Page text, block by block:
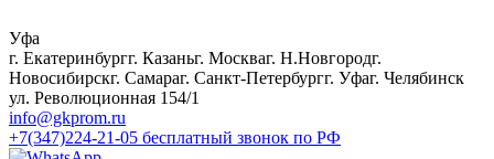
Уфа
г. Екатеринбургг. Казаньг. Москваг. Н.Новгородг.
Новосибирскг. Самараг. Санкт-Петербургг. Уфаг. Челябинск
ул. Революционная 154/1
info@gkprom.ru
+7(347)224-21-05 бесплатный звонок по РФ